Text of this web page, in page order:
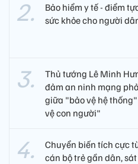
Bảo hiểm y tế - điểm
sức khỏe cho người
Thủ tướng Lê Minh
đảm an ninh mạng
giữa "bảo vệ hệ
vệ con người"
Chuyển biến tích cực
cán bộ trẻ gần dân,